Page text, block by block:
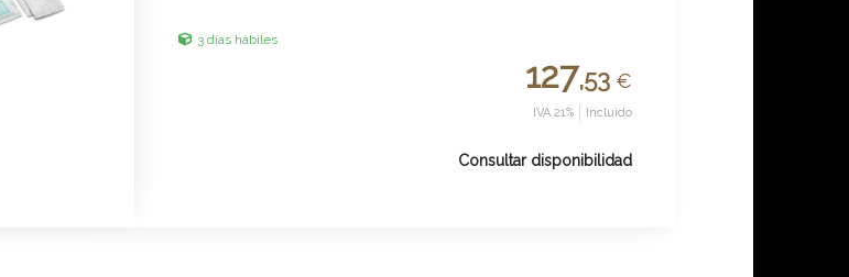
3 días hábiles
127,53 €
IVA 21% Incluido
Consultar disponibilidad